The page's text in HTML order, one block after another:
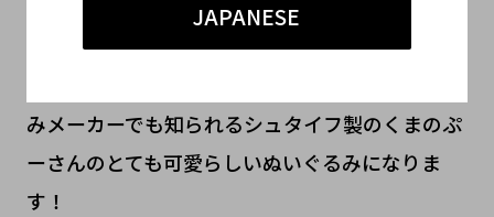
JAPANESE
#広尾店 インテリア小物
みメーカーでも知られるシュタイフ製のくまのぷ
ーさんのとても可愛らしいぬいぐるみになりま
す！